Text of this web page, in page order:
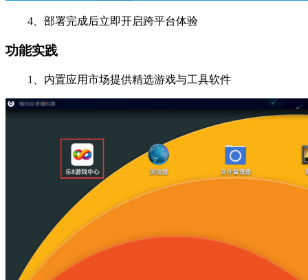
4、部署完成后立即开启跨平台体验
功能实践
1、内置应用市场提供精选游戏与工具软件